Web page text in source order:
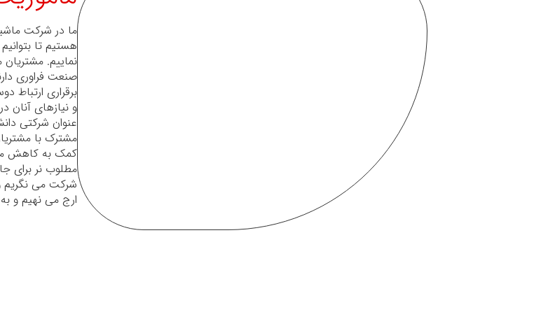
ما در شرکت
هستیم تا
نماییم.
صنعت فراوری
برقراری ارتباط
و نیازهای
عنوان شرکتی
مشترک با
کمک به کاهش
مطلوب نر برای
شرکت می نگریم
ارج می نهیم و